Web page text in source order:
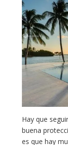
Hay que
buena
es que hay